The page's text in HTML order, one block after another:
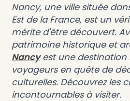
Nancy, une ville située
Est de la France, est un
mérite d'être découvert.
patrimoine historique et
Nancyest une destination
voyageurs en quête de
culturelles. Découvrez les
incontournables à visiter.